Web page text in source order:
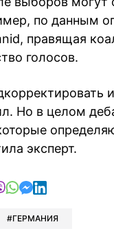
по данным
правящая
голосов.
Но в целом
эксперт.
в Telegram
в Facebook
в X
отправить в Viber
отправить в
отправить в
отправить в
ГЕРМАНИЯ